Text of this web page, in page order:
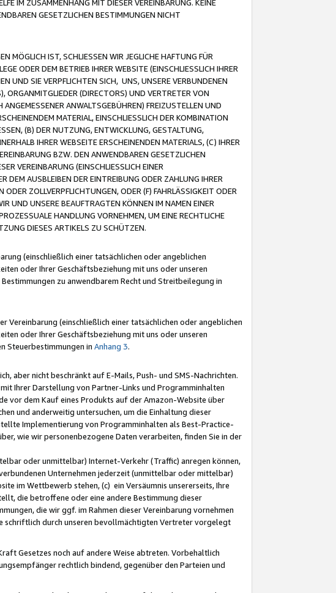
IM ZUSAMMENHANG MIT DIESER VEREINBARUNG. KEINE
GESETZLICHEN BESTIMMUNGEN NICHT
MÖGLICH IST, SCHLIESSEN WIR JEGLICHE HAFTUNG FÜR
ODER DEM BETRIEB IHRER WEBSITE (EINSCHLIESSLICH IHRER
UND SIE VERPFLICHTEN SICH, UNS, UNSERE VERBUNDENEN
ORGANMITGLIEDER (DIRECTORS) UND VERTRETER VON
ANWALTSGEBÜHREN) FREIZUSTELLEN UND
MATERIAL, EINSCHLIESSLICH DER KOMBINATION
(B) DER NUTZUNG, ENTWICKLUNG, GESTALTUNG,
IHRER WEBSEITE ERSCHEINENDEN MATERIALS, (C) IHRER
BZW. DEN ANWENDBAREN GESETZLICHEN
VEREINBARUNG (EINSCHLIESSLICH EINER
DEM AUSBLEIBEN DER EINTREIBUNG ODER ZAHLUNG IHRER
ZOLLVERPFLICHTUNGEN, ODER (F) FAHRLÄSSIGKEIT ODER
UND UNSERE BEAUFTRAGTEN KÖNNEN IM NAMEN EINER
HANDLUNG VORNEHMEN, UM EINE RECHTLICHE
DIESES ARTIKELS ZU SCHÜTZEN.
(einschließlich einer tatsächlichen oder angeblichen
oder Ihrer Geschäftsbeziehung mit uns oder unseren
zu anwendbarem Recht und Streitbeilegung in
Vereinbarung (einschließlich einer tatsächlichen oder angeblichen
oder Ihrer Geschäftsbeziehung mit uns oder unseren
Steuerbestimmungen in Anhang 3.
aber nicht beschränkt auf E-Mails, Push- und SMS-Nachrichten.
Ihrer Darstellung von Partner-Links und Programminhalten
vor dem Kauf eines Produkts auf der Amazon-Website über
und anderweitig untersuchen, um die Einhaltung dieser
Implementierung von Programminhalten als Best-Practice-
wie wir personenbezogene Daten verarbeiten, finden Sie in der
oder unmittelbar) Internet-Verkehr (Traffic) anregen können,
Unternehmen jederzeit (unmittelbar oder mittelbar)
im Wettbewerb stehen, (c) ein Versäumnis unsererseits, Ihre
die betroffene oder eine andere Bestimmung dieser
die wir ggf. im Rahmen dieser Vereinbarung vornehmen
schriftlich durch unseren bevollmächtigten Vertreter vorgelegt
Gesetzes noch auf andere Weise abtreten. Vorbehaltlich
rechtlich bindend, gegenüber den Parteien und